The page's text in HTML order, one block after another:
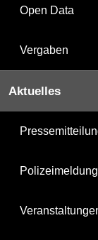
Open Data
Vergaben
Aktuelles